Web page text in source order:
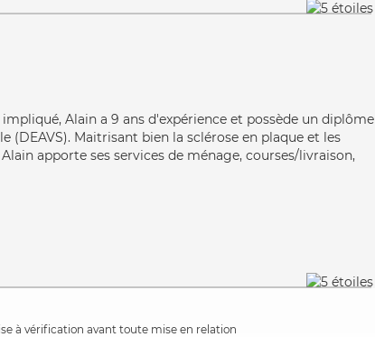
Alain a 9 ans d'expérience et possède un diplôme
(DEAVS). Maitrisant bien la sclérose en plaque et les
apporte ses services de ménage, courses/livraison,
à vérification avant toute mise en relation